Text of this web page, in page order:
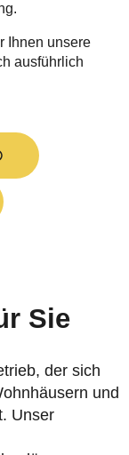
Ihnen unsere
ausführlich
Sie
der sich
und
Unser